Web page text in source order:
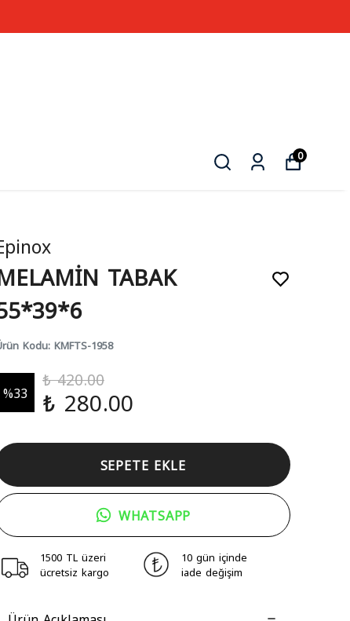
0
TABAK
Kodu: KMFTS-1958
%33
₺ 420.00
₺ 280.00
SEPETE EKLE
WHATSAPP
1500 TL üzeri
ücretsiz kargo
10 gün içinde
iade değişim